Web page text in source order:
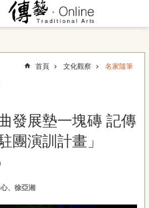
首頁 文化觀察 名家隨筆
發展墊一塊磚 記傳
團演訓計畫」
、徐亞湘